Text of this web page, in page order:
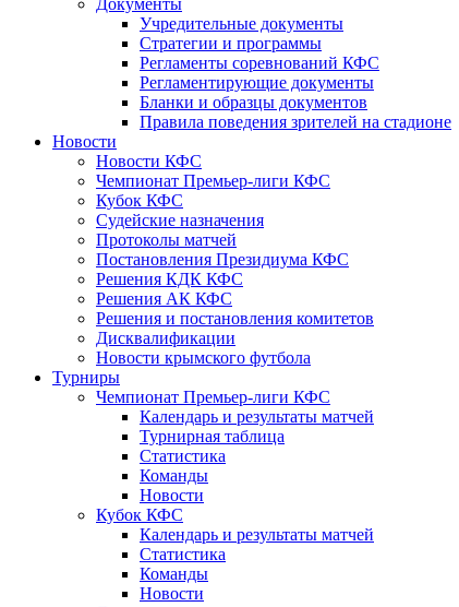
Документы
Учредительные документы
Стратегии и программы
Регламенты соревнований КФС
Регламентирующие документы
Бланки и образцы документов
Правила поведения зрителей на стадионе
Новости
Новости КФС
Чемпионат Премьер-лиги КФС
Кубок КФС
Судейские назначения
Протоколы матчей
Постановления Президиума КФС
Решения КДК КФС
Решения АК КФС
Решения и постановления комитетов
Дисквалификации
Новости крымского футбола
Турниры
Чемпионат Премьер-лиги КФС
Календарь и результаты матчей
Турнирная таблица
Статистика
Команды
Новости
Кубок КФС
Календарь и результаты матчей
Статистика
Команды
Новости